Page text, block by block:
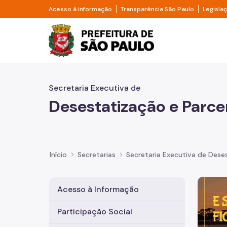
Pular para o Conteúdo principal
Acesso à informação Divisor de acesso à informação
Transparência São Paulo Divisor
Prefeitura de São
Secretaria Executiva de
Desestatização e
Início Secretarias Secretaria Executiva de
Acesso à Informação
Participação Social